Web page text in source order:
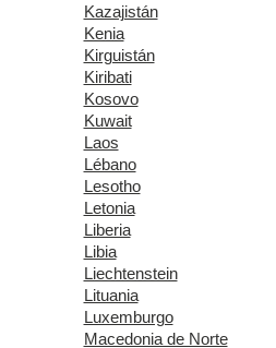
Kazajistán
Kenia
Kirguistán
Kiribati
Kosovo
Kuwait
Laos
Lébano
Lesotho
Letonia
Liberia
Libia
Liechtenstein
Lituania
Luxemburgo
Macedonia de Norte